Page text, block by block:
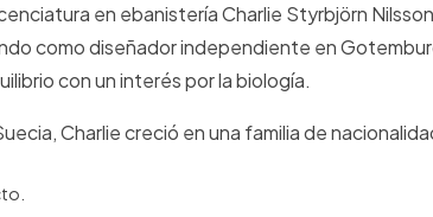
en ebanistería Charlie Styrbjörn
como diseñador independiente en
con un interés por la biología.
Charlie creció en una familia de